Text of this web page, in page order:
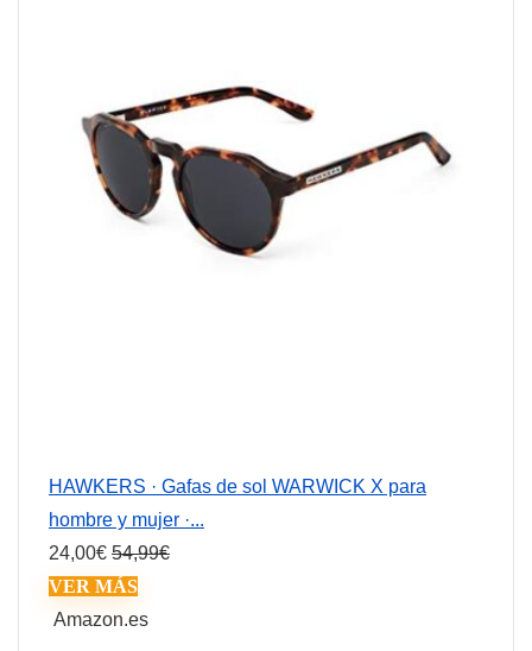
HAWKERS · Gafas de sol WARWICK X para
hombre y mujer ·...
24,00€ 54,99€
VER MÁS
Amazon.es